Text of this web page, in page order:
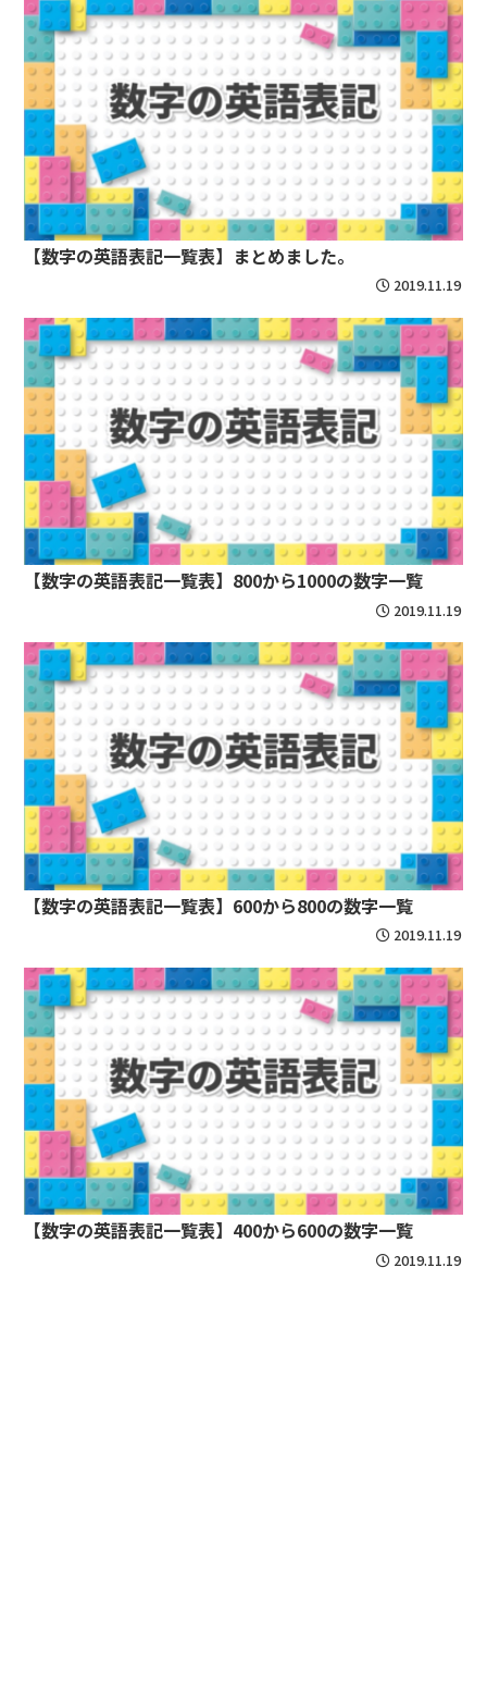
【数字の英語表記一覧表】まとめました。
2019.11.19
【数字の英語表記一覧表】800から1000の数字一覧
2019.11.19
【数字の英語表記一覧表】600から800の数字一覧
2019.11.19
【数字の英語表記一覧表】400から600の数字一覧
2019.11.19